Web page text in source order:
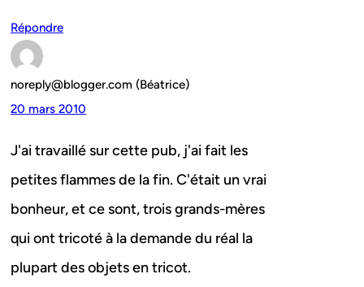
Répondre
noreply@blogger.com (Béatrice)
20 mars 2010
J'ai travaillé sur cette pub, j'ai fait les
petites flammes de la fin. C'était un vrai
bonheur, et ce sont, trois grands-mères
qui ont tricoté à la demande du réal la
plupart des objets en tricot.